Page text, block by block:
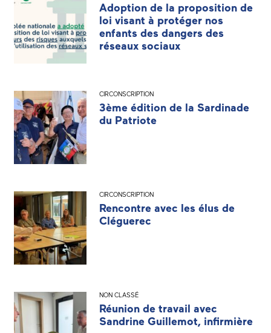
Adoption de la proposition de
loi visant à protéger nos
enfants des dangers des
réseaux sociaux
CIRCONSCRIPTION
3ème édition de la Sardinade
du Patriote
CIRCONSCRIPTION
Rencontre avec les élus de
Cléguerec
NON CLASSÉ
Réunion de travail avec
Sandrine Guillemot, infirmière